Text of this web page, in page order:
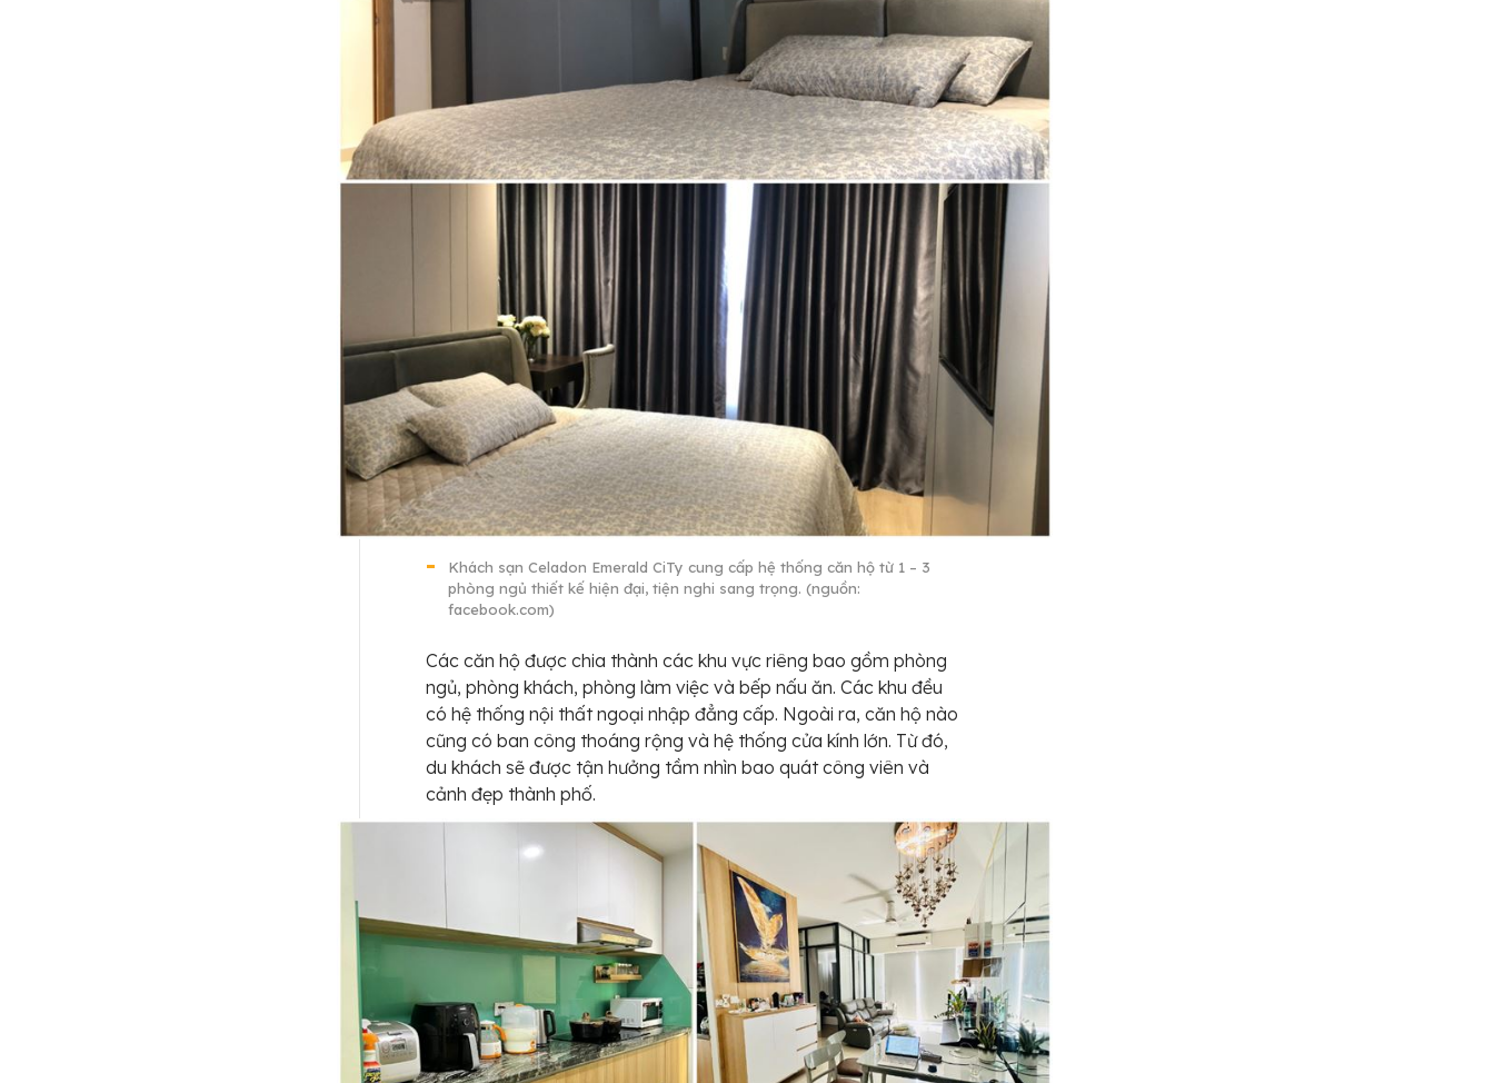
Khách sạn Celadon Emerald CiTy cung cấp hệ thống căn hộ từ 1 – 3
phòng ngủ thiết kế hiện đại, tiện nghi sang trọng. (nguồn:
facebook.com)
Các căn hộ được chia thành các khu vực riêng bao gồm phòng
ngủ, phòng khách, phòng làm việc và bếp nấu ăn. Các khu đều
có hệ thống nội thất ngoại nhập đẳng cấp. Ngoài ra, căn hộ nào
cũng có ban công thoáng rộng và hệ thống cửa kính lớn. Từ đó,
du khách sẽ được tận hưởng tầm nhìn bao quát công viên và
cảnh đẹp thành phố.